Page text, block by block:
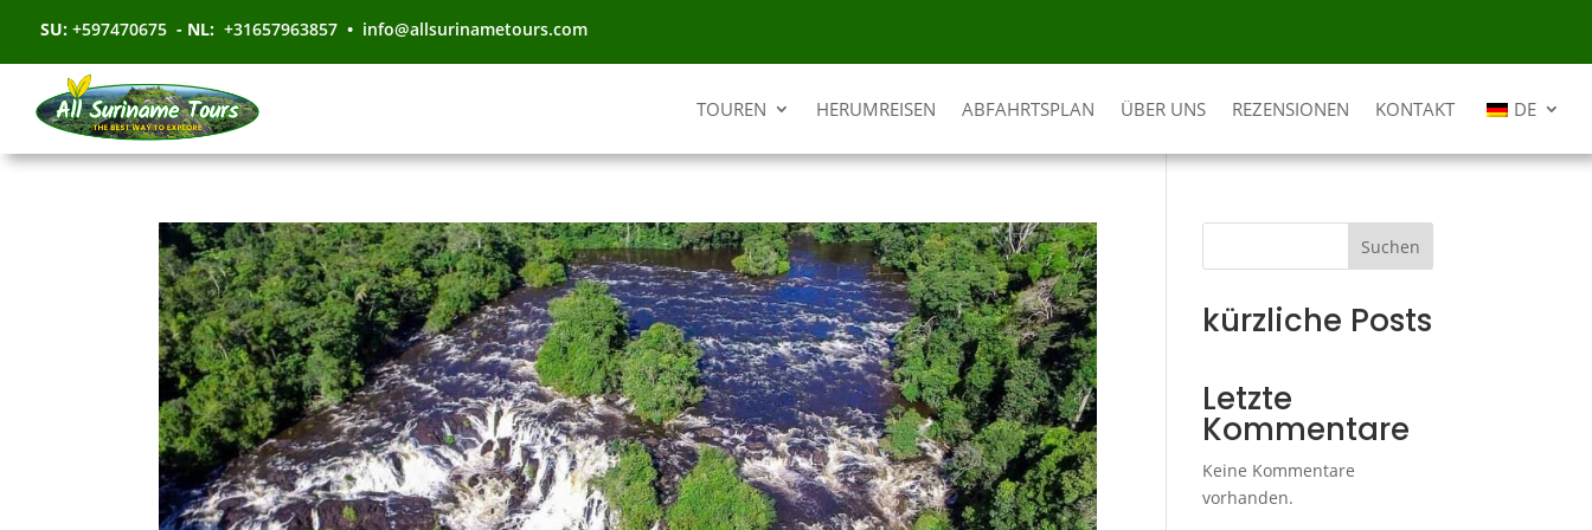
SU: +597470675- NL: +31657963857• info@allsurinametours.com
TOUREN HERUMREISEN ABFAHRTSPLAN ÜBER UNS REZENSIONEN KONTAKT DE
Suchen
kürzliche Posts
Letzte
Kommentare
Keine Kommentare
vorhanden.